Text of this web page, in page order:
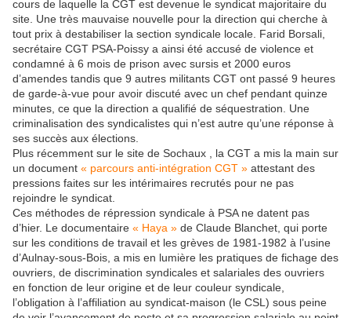
cours de laquelle la CGT est devenue le syndicat majoritaire du
site. Une très mauvaise nouvelle pour la direction qui cherche à
tout prix à destabiliser la section syndicale locale. Farid Borsali,
secrétaire CGT PSA-Poissy a ainsi été accusé de violence et
condamné à 6 mois de prison avec sursis et 2000 euros
d’amendes tandis que 9 autres militants CGT ont passé 9 heures
de garde-à-vue pour avoir discuté avec un chef pendant quinze
minutes, ce que la direction a qualifié de séquestration. Une
criminalisation des syndicalistes qui n’est autre qu’une réponse à
ses succès aux élections.
Plus récemment sur le site de Sochaux , la CGT a mis la main sur
un document « parcours anti-intégration CGT » attestant des
pressions faites sur les intérimaires recrutés pour ne pas
rejoindre le syndicat.
Ces méthodes de répression syndicale à PSA ne datent pas
d’hier. Le documentaire « Haya » de Claude Blanchet, qui porte
sur les conditions de travail et les grèves de 1981-1982 à l’usine
d’Aulnay-sous-Bois, a mis en lumière les pratiques de fichage des
ouvriers, de discrimination syndicales et salariales des ouvriers
en fonction de leur origine et de leur couleur syndicale,
l’obligation à l’affiliation au syndicat-maison (le CSL) sous peine